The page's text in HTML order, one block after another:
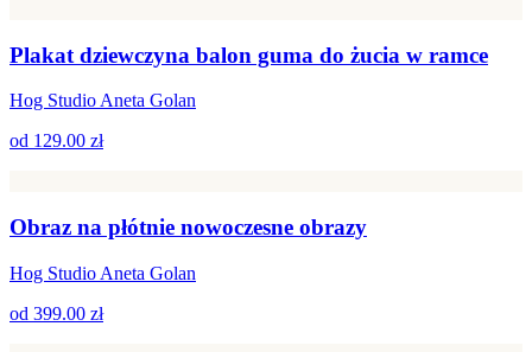
Plakat dziewczyna balon guma do żucia w ramce
Hog Studio Aneta Golan
od 129.00 zł
Obraz na płótnie nowoczesne obrazy
Hog Studio Aneta Golan
od 399.00 zł